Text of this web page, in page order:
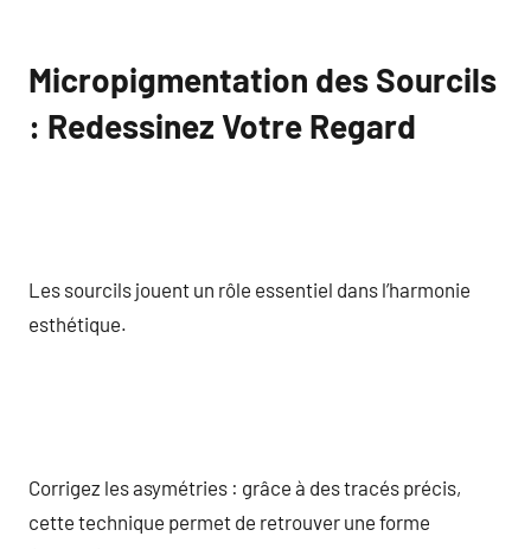
Micropigmentation des Sourcils
: Redessinez Votre Regard
Les sourcils jouent un rôle essentiel dans l’harmonie
esthétique.
Corrigez les asymétries : grâce à des tracés précis,
cette technique permet de retrouver une forme